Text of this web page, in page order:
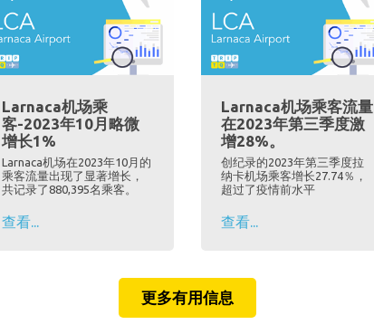
Larnaca机场乘
客-2023年10月略微
增长1%
Larnaca机场在2023年10月的
乘客流量出现了显著增长，
共记录了880,395名乘客。
查看...
Larnaca机场乘客流量
在2023年第三季度激
增28%。
创纪录的2023年第三季度拉
纳卡机场乘客增长27.74％，
超过了疫情前水平
查看...
更多有用信息